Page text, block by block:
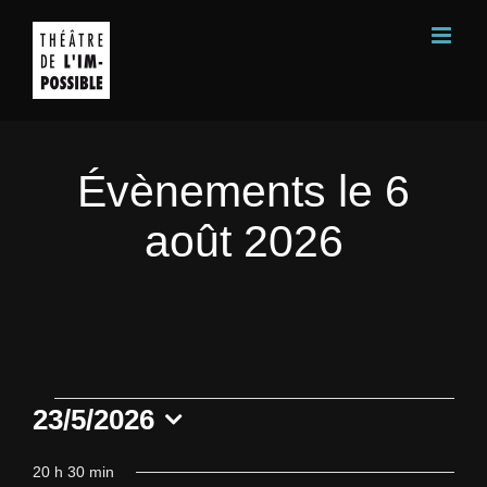
contenu
Évènements le 6
août 2026
Évènements
23/5/2026
une
20 h 30 min